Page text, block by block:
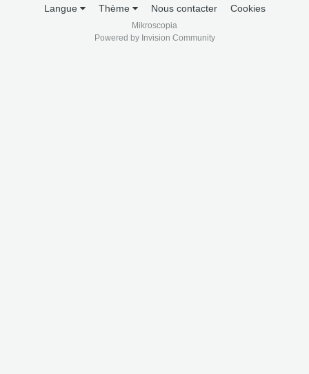
Langue Thème Nous contacter Cookies
Mikroscopia
Powered by Invision Community